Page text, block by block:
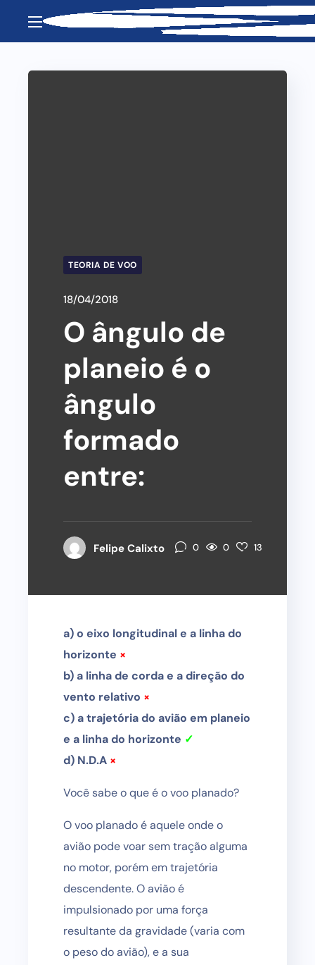
TEORIA DE VOO
18/04/2018
O ângulo de
planeio é o
ângulo
formado
entre:
Felipe Calixto 0 0 13
a) o eixo longitudinal e a linha do
horizonte ×
b) a linha de corda e a direção do
vento relativo ×
c) a trajetória do avião em planeio
e a linha do horizonte ✓
d) N.D.A ×
Você sabe o que é o voo planado?
O voo planado é aquele onde o
avião pode voar sem tração alguma
no motor, porém em trajetória
descendente. O avião é
impulsionado por uma força
resultante da gravidade (varia com
o peso do avião), e a sua